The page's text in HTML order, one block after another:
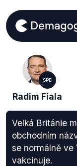
SPD
Radim Fiala
Velká Británie
obchodním
se normálně ve
vakcinuje.